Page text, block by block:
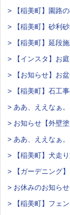
> 【稲美町】園路
> 【稲美町】砂利
> 【稲美町】延段
> 【インスタ】お庭
> 【お知らせ】お
> 【稲美町】石工
> ああ、ええなぁ
> お知らせ【外壁塗
> ああ、ええなぁ
> 【稲美町】犬走
> 【ガーデニング
> お休みのお知らせ
> 【稲美町】フェ